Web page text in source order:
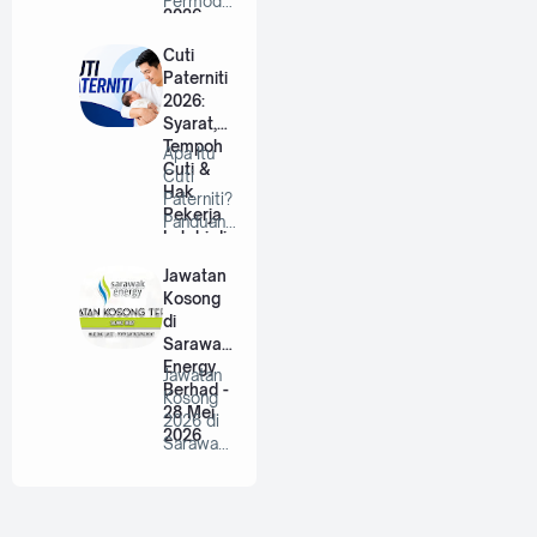
2026
Berhad |
…
Cuti
Paterniti
2026:
Syarat,
Tempoh
Cuti &
Hak
Pekerja
Lelaki di
Apa Itu
Cuti
Paterniti?
Panduan
Untuk
Bap…
Jawatan
Kosong
di
Sarawak
Energy
Berhad -
28 Mei
2026
Jawatan
Kosong
2026 di
Sarawak